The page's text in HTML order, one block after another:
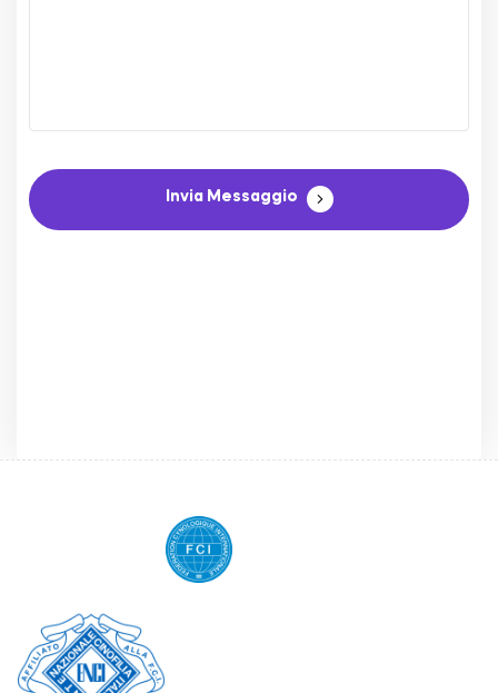
Invia Messaggio